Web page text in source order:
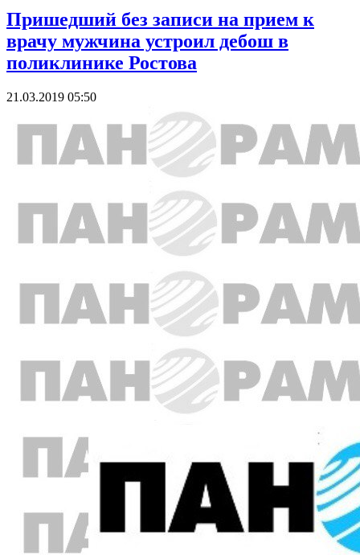
Пришедший без записи на прием к
врачу мужчина устроил дебош в
поликлинике Ростова
21.03.2019 05:50